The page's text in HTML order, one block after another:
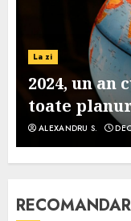
La zi
2024, un
toate
ALEXANDRU S.